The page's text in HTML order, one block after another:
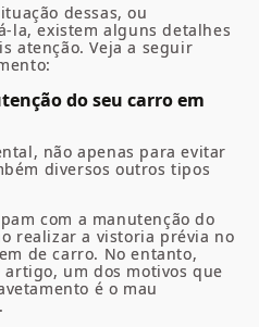
dessas, ou
la, existem alguns detalhes
atenção. Veja a seguir
do seu carro em
não apenas para evitar
diversos outros tipos
com a manutenção do
realizar a vistoria prévia no
de carro. No entanto,
artigo, um dos motivos que
é o mau